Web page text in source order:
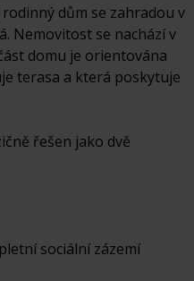
dům se zahradou v
Nemovitost se nachází v
domu je orientována
terasa a která poskytuje
řešen jako dvě
sociální zázemí